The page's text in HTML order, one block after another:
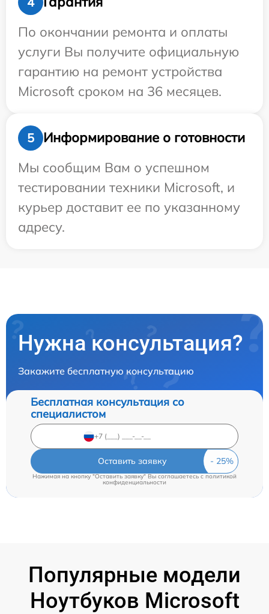
По окончании ремонта и оплаты
услуги Вы получите официальную
гарантию на ремонт устройства
Microsoft сроком на 36 месяцев.
5
Информирование о готовности
Мы сообщим Вам о успешном
тестировании техники Microsoft, и
курьер доставит ее по указанному
адресу.
Нужна консультация?
Закажите бесплатную консультацию
Бесплатная консультация со
специалистом
Оставить заявку
Нажимая на кнопку "Оставить заявку" Вы соглашаетесь cполитикой
конфиденциальности
Популярные модели
Ноутбуков Microsoft